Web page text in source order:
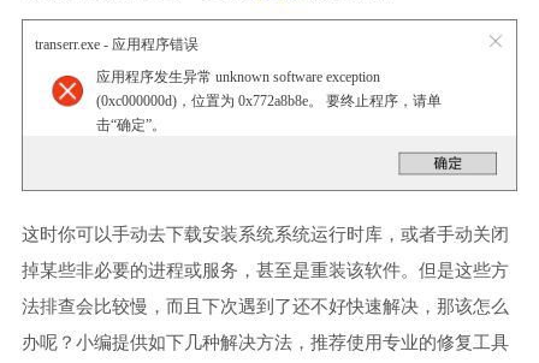
transerr.exe - 应用程序错误
应用程序发生异常 unknown software exception
(0xc000000d)，位置为 0x772a8b8e。 要终止程序，请单
击“确定”。
这时你可以手动去下载安装系统系统运行时库，或者手动关闭
掉某些非必要的进程或服务，甚至是重装该软件。但是这些方
法排查会比较慢，而且下次遇到了还不好快速解决，那该怎么
办呢？小编提供如下几种解决方法，推荐使用专业的修复工具